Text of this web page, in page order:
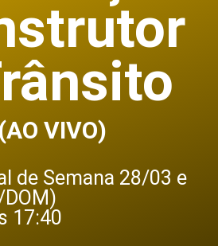
VIVO)
de Semana 28/03 e
17:40